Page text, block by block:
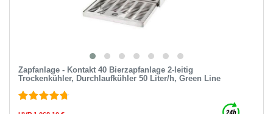
Zapfanlage - Kontakt 40 Bierzapfanlage 2-leitig
Trockenkühler, Durchlaufkühler 50 Liter/h, Green Line